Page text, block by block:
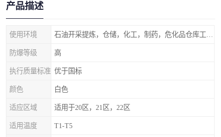
产品描述
使用环境
防爆等级 高
执行质量标准 优于国标
颜色 白色
适应区域 适用于20区，21区，22区
适用温度 T1-T5